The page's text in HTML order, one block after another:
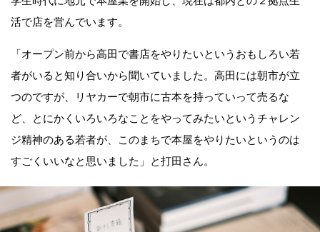
活で店を営んでいます。
「オープン前から高田で書店をやりたいというおもしろい若
者がいると知り合いから聞いていました。高田には朝市が立
つのですが、リヤカーで朝市に古本を持っていって売るな
ど、とにかくいろいろなことをやってみたいというチャレン
ジ精神のある若者が、このまちで本屋をやりたいというのは
すごくいいなと思いました」と打田さん。